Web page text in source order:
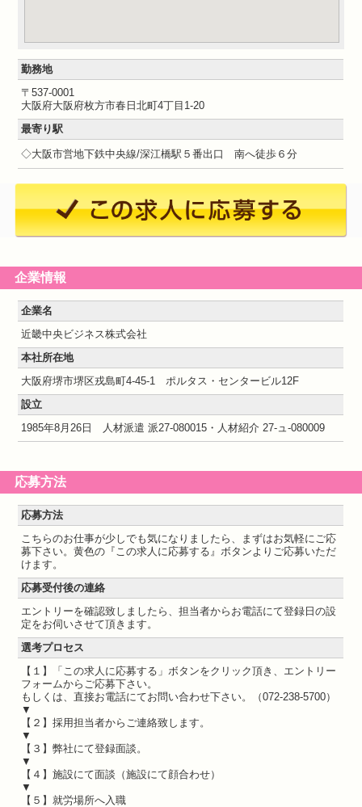
勤務地
〒537-0001
大阪府大阪府枚方市春日北町4丁目1-20
最寄り駅
◇大阪市営地下鉄中央線/深江橋駅５番出口 南へ徒歩６分
企業情報
企業名
近畿中央ビジネス株式会社
本社所在地
大阪府堺市堺区戎島町4-45-1 ポルタス・センタービル12F
設立
1985年8月26日 人材派遣 派27-080015・人材紹介 27-ュ-080009
応募方法
応募方法
こちらのお仕事が少しでも気になりましたら、まずはお気軽にご応
募下さい。黄色の『この求人に応募する』ボタンよりご応募いただ
けます。
応募受付後の連絡
エントリーを確認致しましたら、担当者からお電話にて登録日の設
定をお伺いさせて頂きます。
選考プロセス
【１】「この求人に応募する」ボタンをクリック頂き、エントリー
フォームからご応募下さい。
もしくは、直接お電話にてお問い合わせ下さい。（072-238-5700）
▼
【２】採用担当者からご連絡致します。
▼
【３】弊社にて登録面談。
▼
【４】施設にて面談（施設にて顔合わせ）
▼
【５】就労場所へ入職